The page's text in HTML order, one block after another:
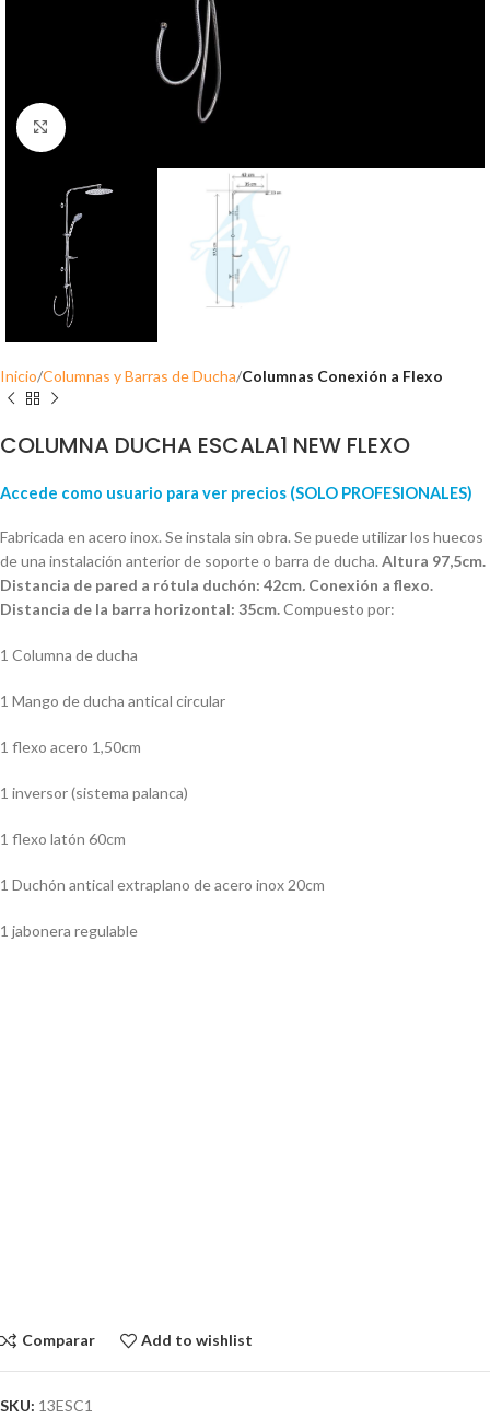
Click para ampliar
Inicio Columnas y Barras de Ducha Columnas Conexión a Flexo
COLUMNA DUCHA ESCALA1 NEW FLEXO
Accede como usuario para ver precios (SOLO PROFESIONALES)
Fabricada en acero inox. Se instala sin obra. Se puede utilizar los huecos
de una instalación anterior de soporte o barra de ducha. Altura 97,5cm.
Distancia de pared a rótula duchón: 42cm. Conexión a flexo.
Distancia de la barra horizontal: 35cm.Compuesto por:
1 Columna de ducha
1 Mango de ducha antical circular
1 flexo acero 1,50cm
1 inversor (sistema palanca)
1 flexo latón 60cm
1 Duchón antical extraplano de acero inox 20cm
1 jabonera regulable
Comparar Add to wishlist
SKU: 13ESC1